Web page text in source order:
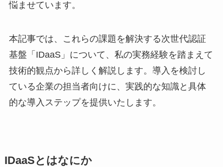
悩ませています。
本記事では、これらの課題を解決する次世代認証
基盤「IDaaS」について、私の実務経験を踏まえて
技術的観点から詳しく解説します。導入を検討し
ている企業の担当者向けに、実践的な知識と具体
的な導入ステップを提供いたします。
IDaaSとはなにか